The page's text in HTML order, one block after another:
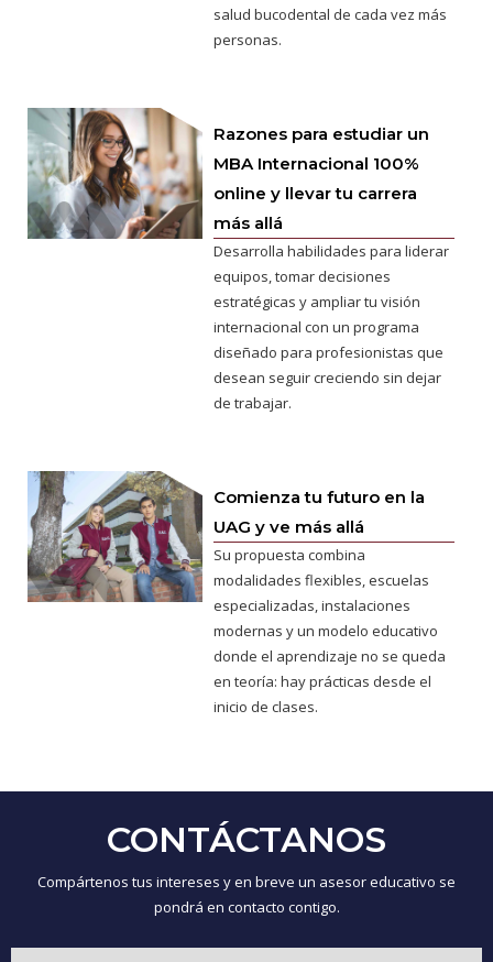
salud bucodental de cada vez más
personas.
Razones para estudiar un
MBA Internacional 100%
online y llevar tu carrera
más allá
Desarrolla habilidades para liderar
equipos, tomar decisiones
estratégicas y ampliar tu visión
internacional con un programa
diseñado para profesionistas que
desean seguir creciendo sin dejar
de trabajar.
Comienza tu futuro en la
UAG y ve más allá
Su propuesta combina
modalidades flexibles, escuelas
especializadas, instalaciones
modernas y un modelo educativo
donde el aprendizaje no se queda
en teoría: hay prácticas desde el
inicio de clases.
CONTÁCTANOS
Compártenos tus intereses y en breve un asesor educativo se
pondrá en contacto contigo.